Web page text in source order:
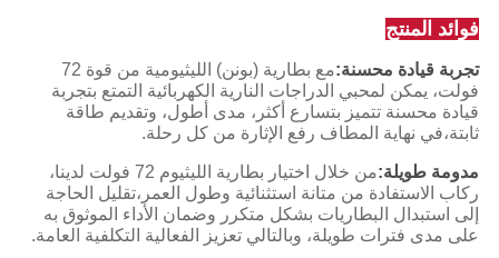
فوائد المنتج
تجربة قيادة محسنة:
مع بطارية (بونن) الليثيومية من قوة 72
فولت، يمكن لمحبي الدراجات النارية الكهربائية التمتع بتجربة
قيادة محسنة تتميز بتسارع أكثر، مدى أطول، وتقديم طاقة
ثابتة،في نهاية المطاف رفع الإثارة من كل رحلة.
مدومة طويلة:
من خلال اختيار بطارية الليثيوم 72 فولت لدينا،
ركاب الاستفادة من متانة استثنائية وطول العمر،تقليل الحاجة
إلى استبدال البطاريات بشكل متكرر وضمان الأداء الموثوق به
على مدى فترات طويلة، وبالتالي تعزيز الفعالية التكلفية العامة.